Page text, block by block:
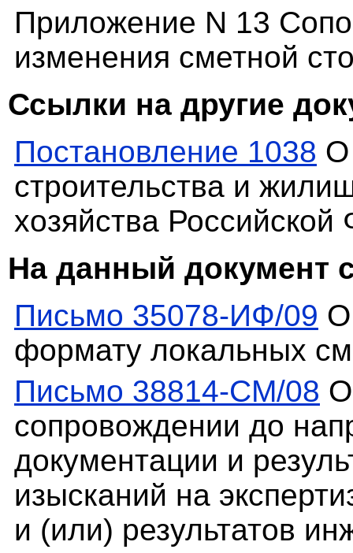
Приложение N 13
изменения сметной
Ссылки на другие
Постановление 1038 О
строительства и
хозяйства
На данный документ
Письмо 35078-ИФ/09 О
формату локальных
Письмо 38814-СМ/08
сопровождении до
документации и
изысканий на
и (или) результатов